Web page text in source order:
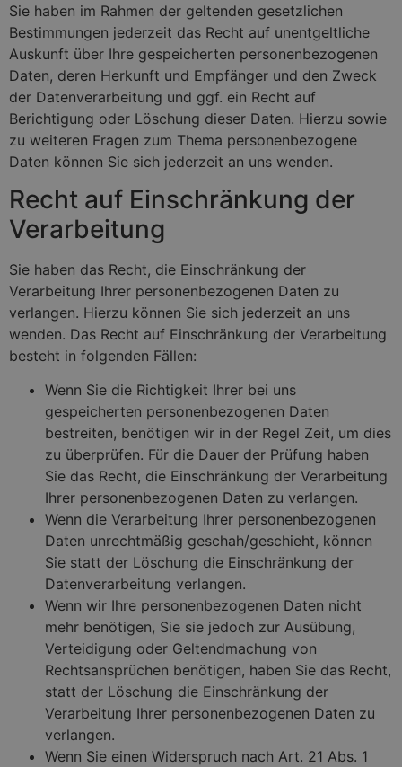
Sie haben im Rahmen der geltenden gesetzlichen
Bestimmungen jederzeit das Recht auf unentgeltliche
Auskunft über Ihre gespeicherten personenbezogenen
Daten, deren Herkunft und Empfänger und den Zweck
der Datenverarbeitung und ggf. ein Recht auf
Berichtigung oder Löschung dieser Daten. Hierzu sowie
zu weiteren Fragen zum Thema personenbezogene
Daten können Sie sich jederzeit an uns wenden.
Recht auf Einschränkung der
Verarbeitung
Sie haben das Recht, die Einschränkung der
Verarbeitung Ihrer personenbezogenen Daten zu
verlangen. Hierzu können Sie sich jederzeit an uns
wenden. Das Recht auf Einschränkung der Verarbeitung
besteht in folgenden Fällen:
Wenn Sie die Richtigkeit Ihrer bei uns
gespeicherten personenbezogenen Daten
bestreiten, benötigen wir in der Regel Zeit, um dies
zu überprüfen. Für die Dauer der Prüfung haben
Sie das Recht, die Einschränkung der Verarbeitung
Ihrer personenbezogenen Daten zu verlangen.
Wenn die Verarbeitung Ihrer personenbezogenen
Daten unrechtmäßig geschah/geschieht, können
Sie statt der Löschung die Einschränkung der
Datenverarbeitung verlangen.
Wenn wir Ihre personenbezogenen Daten nicht
mehr benötigen, Sie sie jedoch zur Ausübung,
Verteidigung oder Geltendmachung von
Rechtsansprüchen benötigen, haben Sie das Recht,
statt der Löschung die Einschränkung der
Verarbeitung Ihrer personenbezogenen Daten zu
verlangen.
Wenn Sie einen Widerspruch nach Art. 21 Abs. 1